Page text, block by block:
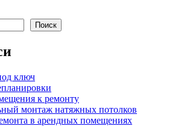
Поиск
ключ
к ремонту
монтаж натяжных потолков
в арендных помещениях